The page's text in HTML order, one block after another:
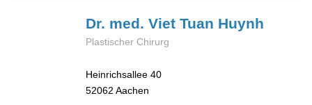
Dr. med. Viet Tuan Huynh
Plastischer Chirurg
Heinrichsallee 40
52062 Aachen